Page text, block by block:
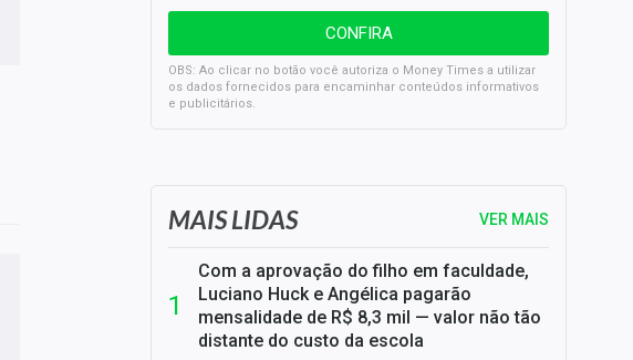
OBS: Ao clicar no botão você autoriza o Money Times a utilizar
os dados fornecidos para encaminhar conteúdos informativos
e publicitários.
SELIC em 14%: A repercussão da decisão sobre os JUROS
MAIS LIDAS VER MAIS
Com a aprovação do filho em faculdade,
Luciano Huck e Angélica pagarão
mensalidade de R$ 8,3 mil — valor não tão
distante do custo da escola